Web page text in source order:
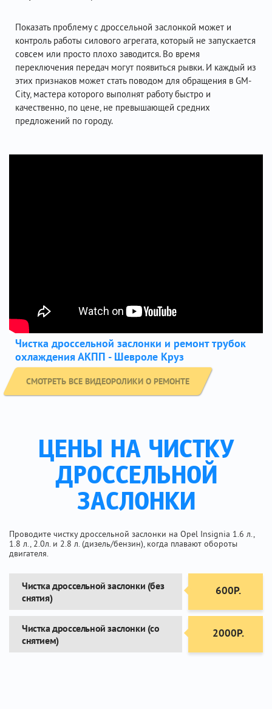
Показать проблему с дроссельной заслонкой может и
контроль работы силового агрегата, который не запускается
совсем или просто плохо заводится. Во время
переключения передач могут появиться рывки. И каждый из
этих признаков может стать поводом для обращения в GM-
City, мастера которого выполнят работу быстро и
качественно, по цене, не превышающей средних
предложений по городу.
Чистка дроссельной заслонки и ремонт трубок
охлаждения АКПП - Шевроле Круз
СМОТРЕТЬ ВСЕ ВИДЕОРОЛИКИ О РЕМОНТЕ
ЦЕНЫ НА ЧИСТКУ
ДРОССЕЛЬНОЙ
ЗАСЛОНКИ
Проводите чистку дроссельной заслонки на Opel Insignia 1.6 л.,
1.8 л., 2.0л. и 2.8 л. (дизель/бензин), когда плавают обороты
двигателя.
Чистка дроссельной заслонки (без
снятия)
600Р.
Чистка дроссельной заслонки (со
снятием)
2000Р.